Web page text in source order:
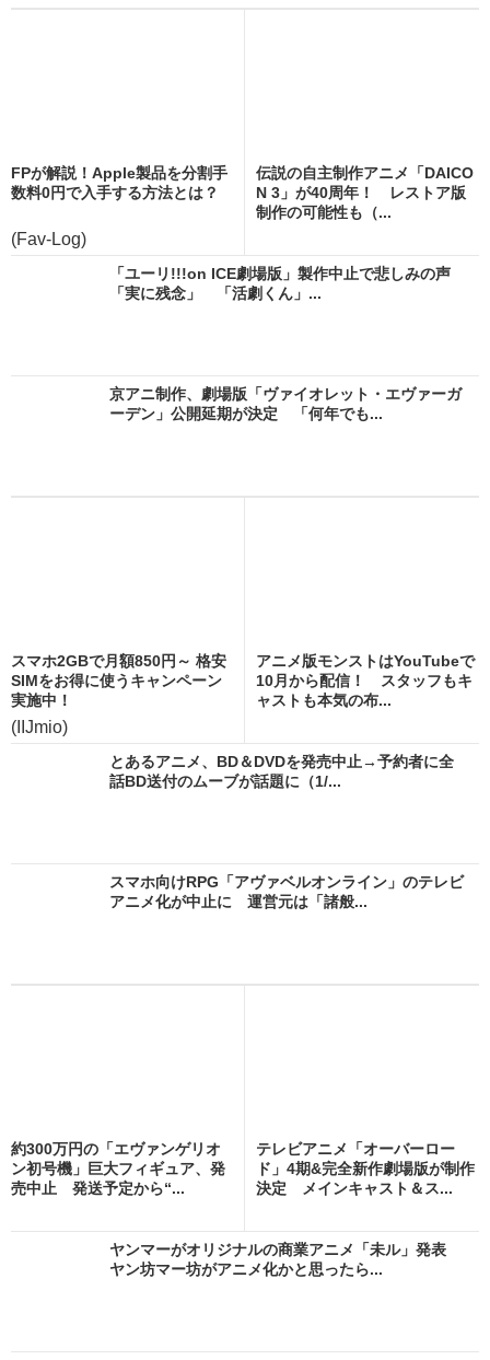
FPが解説！Apple製品を分割手
数料0円で入手する方法とは？
(Fav-Log)
伝説の自主制作アニメ「DAICO
N 3」が40周年！ レストア版
制作の可能性も（...
「ユーリ!!!on ICE劇場版」製作中止で悲しみの声
「実に残念」 「活劇くん」...
京アニ制作、劇場版「ヴァイオレット・エヴァーガ
ーデン」公開延期が決定 「何年でも...
スマホ2GBで月額850円～ 格安
SIMをお得に使うキャンペーン
実施中！
(IIJmio)
アニメ版モンストはYouTubeで
10月から配信！ スタッフもキ
ャストも本気の布...
とあるアニメ、BD＆DVDを発売中止→予約者に全
話BD送付のムーブが話題に（1/...
スマホ向けRPG「アヴァベルオンライン」のテレビ
アニメ化が中止に 運営元は「諸般...
約300万円の「エヴァンゲリオ
ン初号機」巨大フィギュア、発
売中止 発送予定から“...
テレビアニメ「オーバーロー
ド」4期&完全新作劇場版が制作
決定 メインキャスト＆ス...
ヤンマーがオリジナルの商業アニメ「未ル」発表
ヤン坊マー坊がアニメ化かと思ったら...